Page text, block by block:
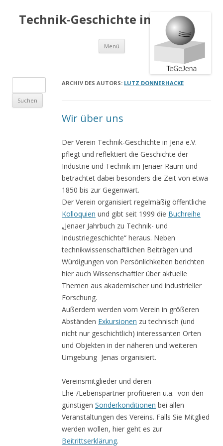
Technik-Geschichte in Jena e.V.
Menü Springe
Inhalt
ARCHIV DES AUTORS: LUTZ DONNERHACKE
Wir über uns
Der Verein Technik-Geschichte in Jena e.V.
pflegt und reflektiert die Geschichte der
Industrie und Technik im Jenaer Raum und
betrachtet dabei besonders die Zeit von etwa
1850 bis zur Gegenwart.
Der Verein organisiert regelmäßig öffentliche
Kolloquien und gibt seit 1999 die Buchreihe
„Jenaer Jahrbuch zu Technik- und
Industriegeschichte“ heraus. Neben
technikwissenschaftlichen Beiträgen und
Würdigungen von Persönlichkeiten berichten
hier auch Wissenschaftler über aktuelle
Themen aus akademischer und industrieller
Forschung.
Außerdem werden vom Verein in größeren
Abständen Exkursionen zu technisch (und
nicht nur geschichtlich) interessanten Orten
und Objekten in der näheren und weiteren
Umgebung Jenas organisiert.
Vereinsmitglieder und deren
Ehe-/Lebenspartner profitieren u.a. von den
günstigen Sonderkonditionen bei allen
Veranstaltungen des Vereins. Falls Sie Mitglied
werden wollen, hier geht es zur
Beitrittserklärung.
u
c